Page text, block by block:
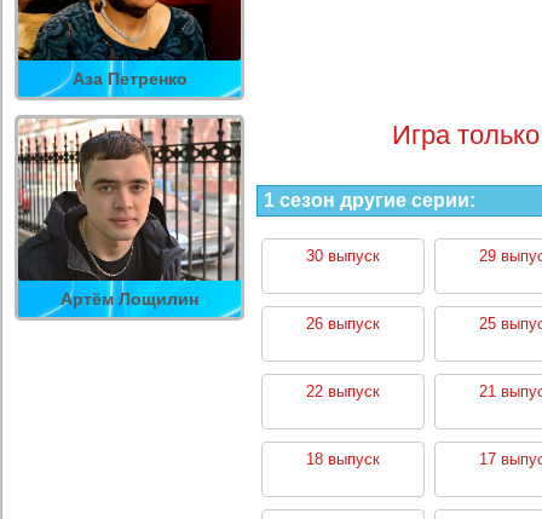
Аза Петренко
Артём Лощилин
Игра
1 сезон другие серии:
30 выпуск 29
26 выпуск 25
22 выпуск 21
18 выпуск 17